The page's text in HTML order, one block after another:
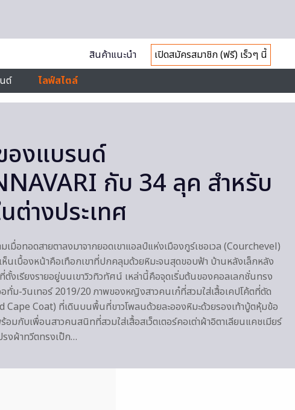
สินค้าแนะนำ
เปิดสมัครสมาชิก (ฟรี) เร็วๆ นี้
ต์ ไลฟ์สไตล์
องแบรนด์
กับ 34 ลุค สำหรับ
ต่างประเทศ
เมื่อทอดสายตาลงมาจากยอดเขาแอลป์แห่งเมืองกูร์เชอเวล (Courchevel)
ห็นเบื้องหน้าคือเทือกเขาที่ปกคลุมด้วยหิมะจนสุดขอบฟ้า บ้านหลังเล็กหลัง
งเรียงรายอยู่บนเขาวิวทิวทัศน์ เหล่านี้คือจุดเริ่มต้นของคอลเลกชั่นทรง
ทั่ม-วินเทอร์ 2019/20 ภาพของหญิงสาวคนเก๋ที่สวมใส่เสื้อเคปโค้ตที่ตัด
Cape Coat) ที่เดินบนพื้นที่ขาวโพลนด้วยละอองหิมะด้วยรองเท้าบู้ตหุ้มข้อ
มกับเพื่อนสาวคนสนิทที่สวมใส่เสื้อสเว็ตเตอร์คอเต่าผ้าอิตาเลียนแคชเมียร์
รงผ้าทวีตทรงเป๊ก…